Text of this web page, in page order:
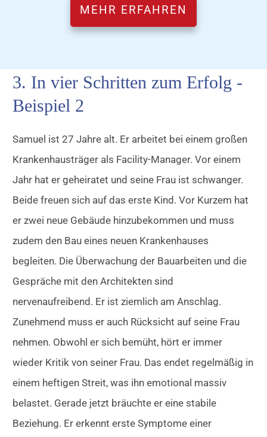
MEHR ERFAHREN
3. In vier Schritten zum Erfolg -
Beispiel 2
Samuel ist 27 Jahre alt. Er arbeitet bei einem großen
Krankenhausträger als Facility-Manager. Vor einem
Jahr hat er geheiratet und seine Frau ist schwanger.
Beide freuen sich auf das erste Kind. Vor Kurzem hat
er zwei neue Gebäude hinzubekommen und muss
zudem den Bau eines neuen Krankenhauses
begleiten. Die Überwachung der Bauarbeiten und die
Gespräche mit den Architekten sind
nervenaufreibend. Er ist ziemlich am Anschlag.
Zunehmend muss er auch Rücksicht auf seine Frau
nehmen. Obwohl er sich bemüht, hört er immer
wieder Kritik von seiner Frau. Das endet regelmäßig in
einem heftigen Streit, was ihn emotional massiv
belastet. Gerade jetzt bräuchte er eine stabile
Beziehung. Er erkennt erste Symptome einer